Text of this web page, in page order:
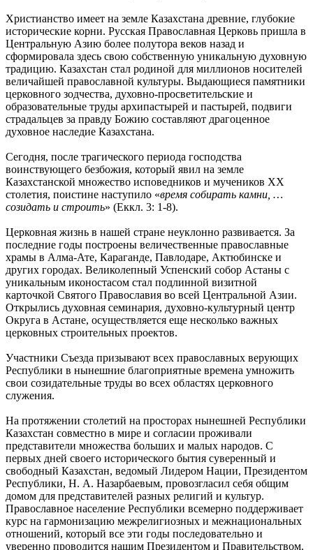
Христианство имеет на земле Казахстана древние, глубокие
исторические корни. Русская Православная Церковь пришла в
Центральную Азию более полутора веков назад и
сформировала здесь свою собственную уникальную духовную
традицию. Казахстан стал родиной для миллионов носителей
величайшей православной культуры. Выдающиеся памятники
церковного зодчества, духовно-просветительские и
образовательные труды архипастырей и пастырей, подвиги
страдальцев за правду Божию составляют драгоценное
духовное наследие Казахстана.
Сегодня, после трагического периода господства
воинствующего безбожия, который явил на земле
Казахстанской множество исповедников и мучеников XX
столетия, поистине наступило «время собирать камни, …
созидать и строить» (Еккл. 3: 1-8).
Церковная жизнь в нашей стране неуклонно развивается. За
последние годы построены величественные православные
храмы в Алма-Ате, Караганде, Павлодаре, Актюбинске и
других городах. Великолепный Успенский собор Астаны с
уникальным иконостасом стал подлинной визитной
карточкой Святого Православия во всей Центральной Азии.
Открылись духовная семинария, духовно-культурный центр
Округа в Астане, осуществляется еще несколько важных
церковных строительных проектов.
Участники Съезда призывают всех православных верующих
Республики в нынешние благоприятные времена умножить
свои созидательные труды во всех областях церковного
служения.
На протяжении столетий на просторах нынешней Республики
Казахстан совместно в мире и согласии проживали
представители множества больших и малых народов. С
первых дней своего исторического бытия суверенный и
свободный Казахстан, ведомый Лидером Нации, Президентом
Республики, Н. А. Назарбаевым, провозгласил себя общим
домом для представителей разных религий и культур.
Православное население Республики всемерно поддерживает
курс на гармонизацию межрелигиозных и межнациональных
отношений, который все эти годы последовательно и
уверенно проводится нашим Президентом и Правительством.